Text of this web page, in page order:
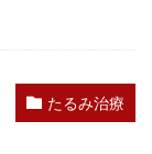
たるみ治療